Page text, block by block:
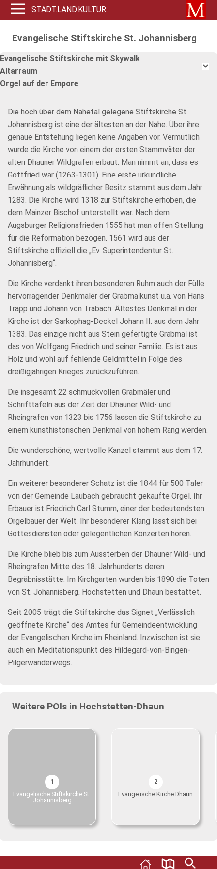
STADT.LAND.KULTUR.
Evangelische Stiftskirche St. Johannisberg
Evangelische Stiftskirche mit Skywalk
Altarraum
Orgel auf der Empore
Die hoch über dem Nahetal gelegene Stiftskirche St.
Johannisberg ist eine der ältesten an der Nahe. Über ihre
genaue Entstehung liegen keine Angaben vor. Vermutlich
wurde die Kirche von einem der ersten Stammväter der
alten Dhauner Wildgrafen erbaut. Man nimmt an, dass es
Gottfried war (1263-1301). Eine erste urkundliche
Erwähnung als wildgräflicher Besitz stammt aus dem Jahr
1283. Die Kirche wird 1318 zur Stiftskirche erhoben, die
dem Mainzer Bischof unterstellt war. Nach dem
Augsburger Religionsfrieden 1555 hat man offen Stellung
für die Reformation bezogen, 1561 wird aus der
Stiftskirche offiziell die „Ev. Superintendentur St.
Johannisberg“.
Die Kirche verdankt ihren besonderen Ruhm auch der Fülle
hervorragender Denkmäler der Grabmalkunst u.a. von Hans
Trapp und Johann von Trabach. Ältestes Denkmal in der
Kirche ist der Sarkophag-Deckel Johann II. aus dem Jahr
1383. Das einzige nicht aus Stein gefertigte Grabmal ist
das von Wolfgang Friedrich und seiner Familie. Es ist aus
Holz und wohl auf fehlende Geldmittel in Folge des
dreißigjährigen Krieges zurückzuführen.
Die insgesamt 22 schmuckvollen Grabmäler und
Schrifttafeln aus der Zeit der Dhauner Wild- und
Rheingrafen von 1323 bis 1756 lassen die Stiftskirche zu
einem kunsthistorischen Denkmal von hohem Rang werden.
Die wunderschöne, wertvolle Kanzel stammt aus dem 17.
Jahrhundert.
Ein weiterer besonderer Schatz ist die 1844 für 500 Taler
von der Gemeinde Laubach gebraucht gekaufte Orgel. Ihr
Erbauer ist Friedrich Carl Stumm, einer der bedeutendsten
Orgelbauer der Welt. Ihr besonderer Klang lässt sich bei
Gottesdiensten oder gelegentlichen Konzerten hören.
Die Kirche blieb bis zum Aussterben der Dhauner Wild- und
Rheingrafen Mitte des 18. Jahrhunderts deren
Begräbnisstätte. Im Kirchgarten wurden bis 1890 die Toten
von St. Johannisberg, Hochstetten und Dhaun bestattet.
Seit 2005 trägt die Stiftskirche das Signet „Verlässlich
geöffnete Kirche“ des Amtes für Gemeindeentwicklung
der Evangelischen Kirche im Rheinland. Inzwischen ist sie
auch ein Meditationspunkt des Hildegard-von-Bingen-
Pilgerwanderwegs.
Weitere POIs in Hochstetten-Dhaun
1
Evangelische Stiftskirche St.
Johannisberg
2
Evangelische Kirche Dhaun